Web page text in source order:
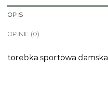
OPIS
OPINIE (0)
torebka sportowa damska